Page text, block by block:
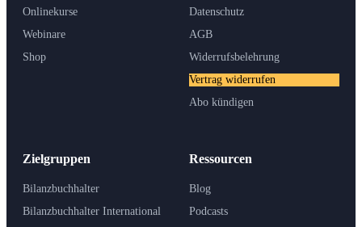
Onlinekurse
Webinare
Shop
Zielgruppen
Bilanzbuchhalter
Bilanzbuchhalter International
Ressourcen
Blog
Podcasts
Datenschutz
AGB
Widerrufsbelehrung
Vertrag widerrufen
Abo kündigen